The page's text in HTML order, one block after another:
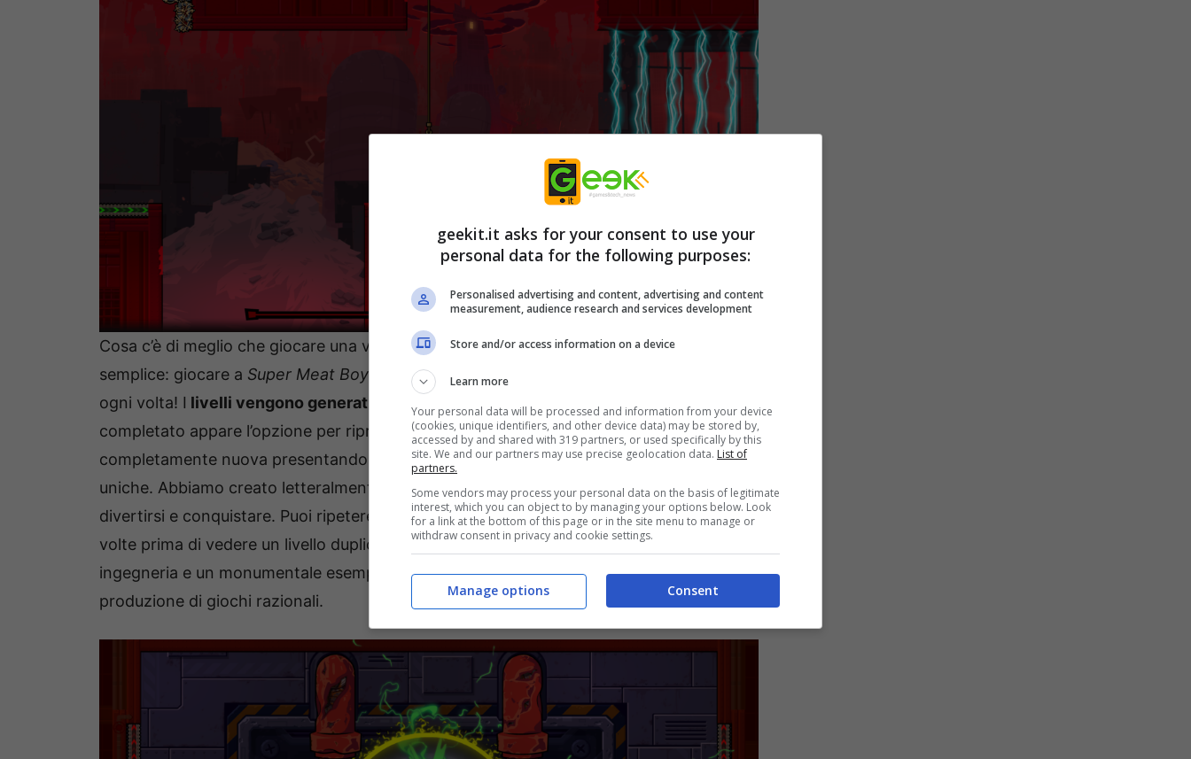
Cosa c’è di meglio che giocare una volta con Super Meat Boy Forever? La risposta è
semplice: giocare a Super Meat Boy Foreverpiù volte e avere nuovi livelli da giocare
ogni volta! I livelli vengono generati in modo casuale
e ogni volta che il gioco viene
completato appare l’opzione per riprodurre il gioco e genera un’esperienza
completamente nuova presentando diversi livelli con le proprie posizioni segrete
uniche. Abbiamo creato letteralmente migliaia di livelli per i giocatori che possono
divertirsi e conquistare. Puoi ripetere
Super Meat Boy Foreverdall’inizio alla fine diverse
volte prima di vedere un livello duplicato. È davvero una straordinaria impresa di
ingegneria e un monumentale esempio di ignorare i limiti della progettazione e della
produzione di giochi razionali.
geekit.it asks for your consent to use your
personal data for the following purposes:
Personalised advertising and content, advertising and content
measurement, audience research and services development
Store and/or access information on a device
Learn more
Your personal data will be processed and information from your device
(cookies, unique identifiers, and other device data) may be stored by,
accessed by and shared with 319 partners, or used specifically by this
site. We and our partners may use precise geolocation data. List of
partners.
Some vendors may process your personal data on the basis of legitimate
interest, which you can object to by managing your options below. Look
for a link at the bottom of this page or in the site menu to manage or
withdraw consent in privacy and cookie settings.
Consent
Manage options